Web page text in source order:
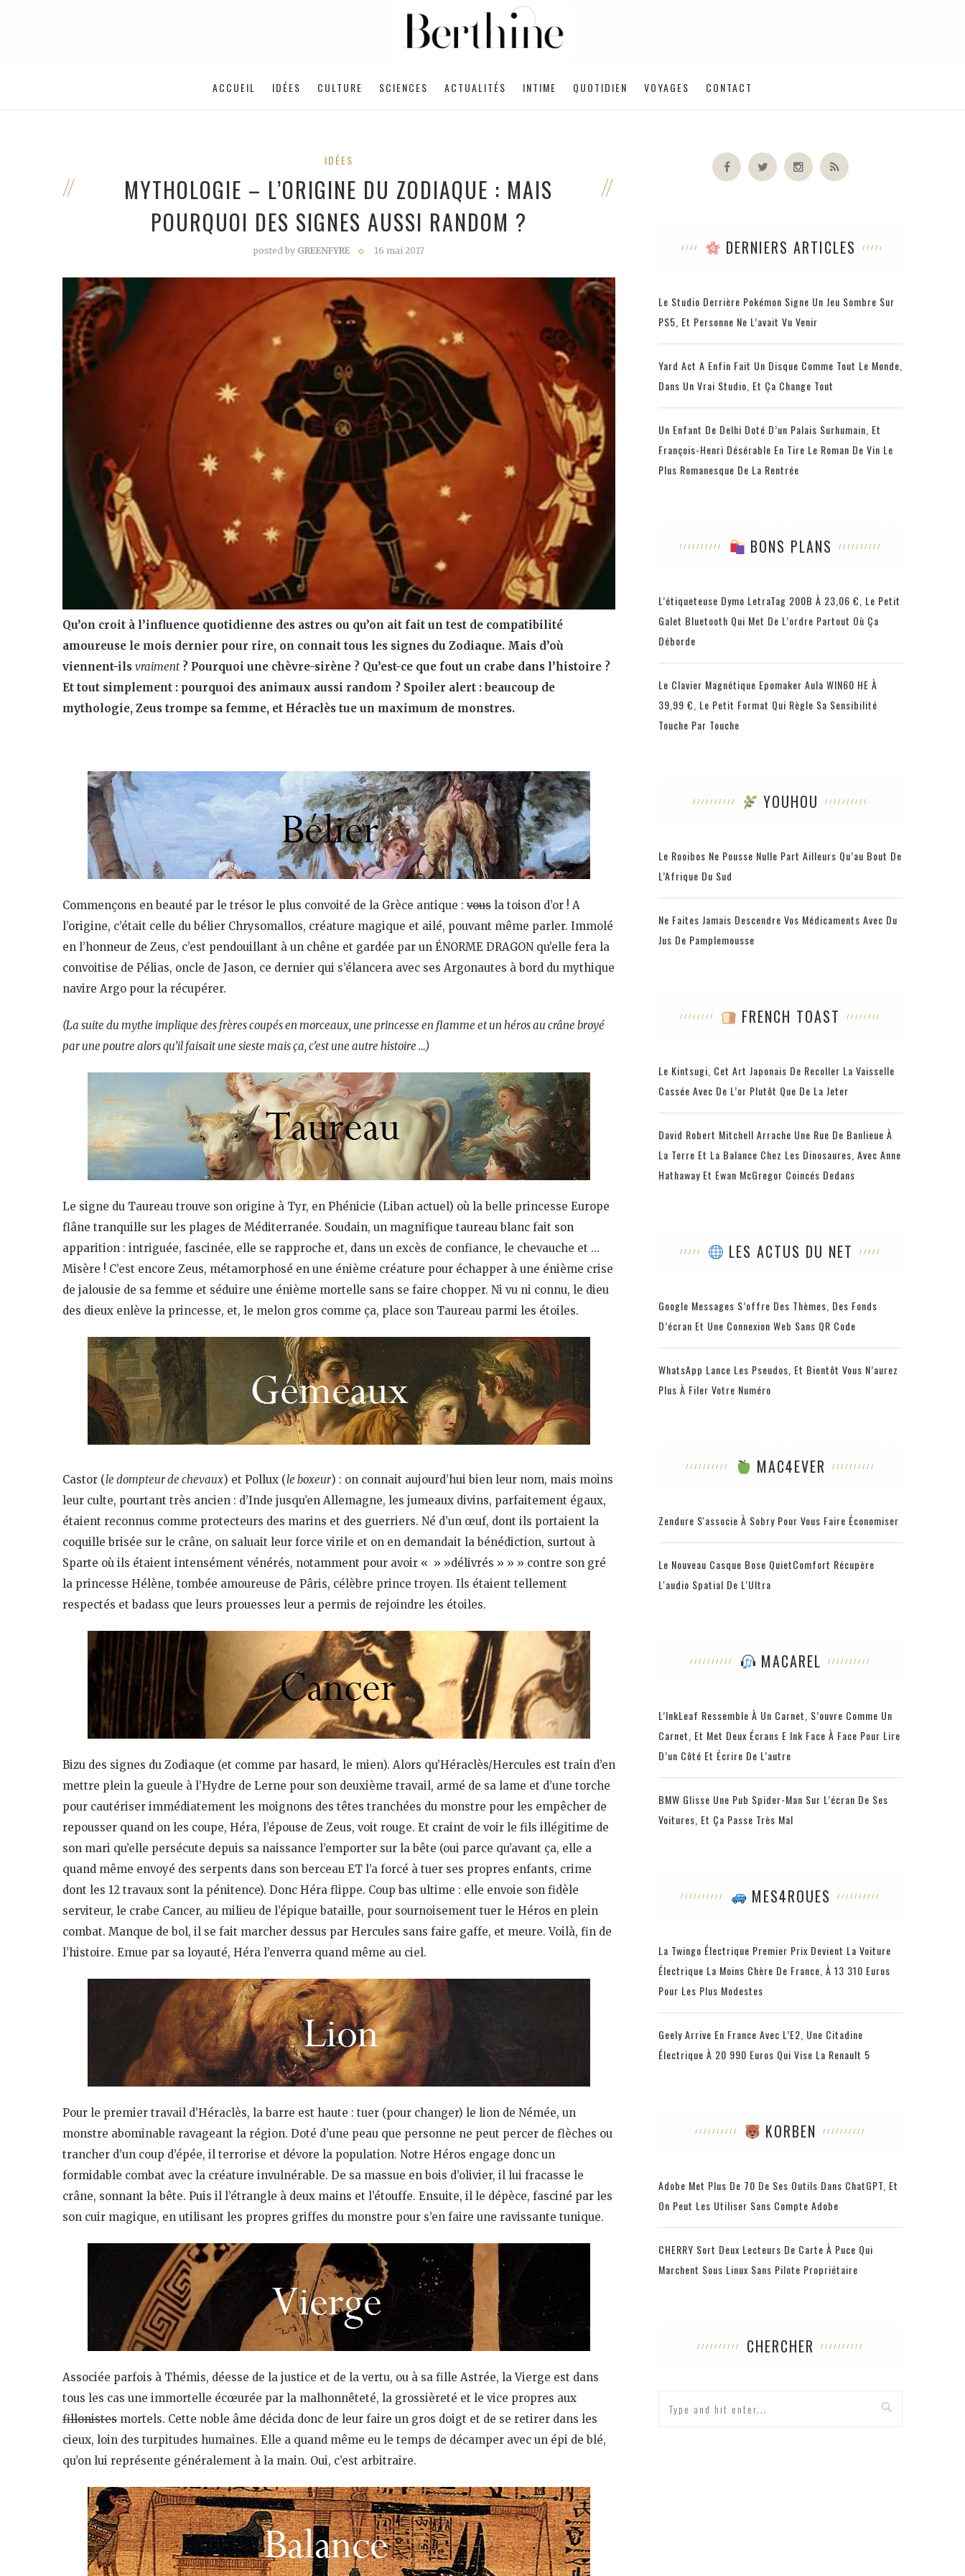
ACCUEIL IDÉES CULTURE SCIENCES ACTUALITÉS INTIME QUOTIDIEN VOYAGES CONTACT
IDÉES
MYTHOLOGIE – L’ORIGINE DU ZODIAQUE : MAIS
POURQUOI DES SIGNES AUSSI RANDOM ?
posted by GREENFYRE 16 mai 2017
Qu’on croit à l’influence quotidienne des astres ou qu’on ait fait un test de compatibilité
amoureuse le mois dernier pour rire, on connait tous les signes du Zodiaque. Mais d’où
viennent-ils vraiment ? Pourquoi une chèvre-sirène ? Qu’est-ce que fout un crabe dans l’histoire ?
Et tout simplement : pourquoi des animaux aussi random ? Spoiler alert : beaucoup de
mythologie, Zeus trompe sa femme, et Héraclès tue un maximum de monstres.
Commençons en beauté par le trésor le plus convoité de la Grèce antique : vous la toison d’or ! A
l’origine, c’était celle du bélier Chrysomallos, créature magique et ailé, pouvant même parler. Immolé
en l’honneur de Zeus, c’est pendouillant à un chêne et gardée par un ÉNORME DRAGON qu’elle fera la
convoitise de Pélias, oncle de Jason, ce dernier qui s’élancera avec ses Argonautes à bord du mythique
navire Argo pour la récupérer.
(La suite du mythe implique des frères coupés en morceaux, une princesse en flamme et un héros au crâne broyé
par une poutre alors qu’il faisait une sieste mais ça, c’est une autre histoire …)
Le signe du Taureau trouve son origine à Tyr, en Phénicie (Liban actuel) où la belle princesse Europe
flâne tranquille sur les plages de Méditerranée. Soudain, un magnifique taureau blanc fait son
apparition : intriguée, fascinée, elle se rapproche et, dans un excès de confiance, le chevauche et …
Misère ! C’est encore Zeus, métamorphosé en une énième créature pour échapper à une énième crise
de jalousie de sa femme et séduire une énième mortelle sans se faire chopper. Ni vu ni connu, le dieu
des dieux enlève la princesse, et, le melon gros comme ça, place son Taureau parmi les étoiles.
Castor (le dompteur de chevaux) et Pollux (le boxeur) : on connait aujourd’hui bien leur nom, mais moins
leur culte, pourtant très ancien : d’Inde jusqu’en Allemagne, les jumeaux divins, parfaitement égaux,
étaient reconnus comme protecteurs des marins et des guerriers. Né d’un œuf, dont ils portaient la
coquille brisée sur le crâne, on saluait leur force virile et on en demandait la bénédiction, surtout à
Sparte où ils étaient intensément vénérés, notamment pour avoir « » »délivrés » » » contre son gré
la princesse Hélène, tombée amoureuse de Pâris, célèbre prince troyen. Ils étaient tellement
respectés et badass que leurs prouesses leur a permis de rejoindre les étoiles.
Bizu des signes du Zodiaque (et comme par hasard, le mien). Alors qu’Héraclès/Hercules est train d’en
mettre plein la gueule à l’Hydre de Lerne pour son deuxième travail, armé de sa lame et d’une torche
pour cautériser immédiatement les moignons des têtes tranchées du monstre pour les empêcher de
repousser quand on les coupe, Héra, l’épouse de Zeus, voit rouge. Et craint de voir le fils illégitime de
son mari qu’elle persécute depuis sa naissance l’emporter sur la bête (oui parce qu’avant ça, elle a
quand même envoyé des serpents dans son berceau ET l’a forcé à tuer ses propres enfants, crime
dont les 12 travaux sont la pénitence). Donc Héra flippe. Coup bas ultime : elle envoie son fidèle
serviteur, le crabe Cancer, au milieu de l’épique bataille, pour sournoisement tuer le Héros en plein
combat. Manque de bol, il se fait marcher dessus par Hercules sans faire gaffe, et meure. Voilà, fin de
l’histoire. Emue par sa loyauté, Héra l’enverra quand même au ciel.
Pour le premier travail d’Héraclès, la barre est haute : tuer (pour changer) le lion de Némée, un
monstre abominable ravageant la région. Doté d’une peau que personne ne peut percer de flèches ou
trancher d’un coup d’épée, il terrorise et dévore la population. Notre Héros engage donc un
formidable combat avec la créature invulnérable. De sa massue en bois d’olivier, il lui fracasse le
crâne, sonnant la bête. Puis il l’étrangle à deux mains et l’étouffe. Ensuite, il le dépèce, fasciné par les
son cuir magique, en utilisant les propres griffes du monstre pour s’en faire une ravissante tunique.
Associée parfois à Thémis, déesse de la justice et de la vertu, ou à sa fille Astrée, la Vierge est dans
tous les cas une immortelle écœurée par la malhonnêteté, la grossièreté et le vice propres aux
fillonistes mortels. Cette noble âme décida donc de leur faire un gros doigt et de se retirer dans les
cieux, loin des turpitudes humaines. Elle a quand même eu le temps de décamper avec un épi de blé,
qu’on lui représente généralement à la main. Oui, c’est arbitraire.
DERNIERS ARTICLES
Le Studio Derrière Pokémon Signe Un Jeu Sombre Sur
PS5, Et Personne Ne L’avait Vu Venir
Yard Act A Enfin Fait Un Disque Comme Tout Le Monde,
Dans Un Vrai Studio, Et Ça Change Tout
Un Enfant De Delhi Doté D’un Palais Surhumain, Et
François-Henri Désérable En Tire Le Roman De Vin Le
Plus Romanesque De La Rentrée
BONS PLANS
L’étiqueteuse Dymo LetraTag 200B À 23,06 €, Le Petit
Galet Bluetooth Qui Met De L’ordre Partout Où Ça
Déborde
Le Clavier Magnétique Epomaker Aula WIN60 HE À
39,99 €, Le Petit Format Qui Règle Sa Sensibilité
Touche Par Touche
YOUHOU
Le Rooibos Ne Pousse Nulle Part Ailleurs Qu’au Bout De
L’Afrique Du Sud
Ne Faites Jamais Descendre Vos Médicaments Avec Du
Jus De Pamplemousse
FRENCH TOAST
Le Kintsugi, Cet Art Japonais De Recoller La Vaisselle
Cassée Avec De L’or Plutôt Que De La Jeter
David Robert Mitchell Arrache Une Rue De Banlieue À
La Terre Et La Balance Chez Les Dinosaures, Avec Anne
Hathaway Et Ewan McGregor Coincés Dedans
LES ACTUS DU NET
Google Messages S’offre Des Thèmes, Des Fonds
D’écran Et Une Connexion Web Sans QR Code
WhatsApp Lance Les Pseudos, Et Bientôt Vous N’aurez
Plus À Filer Votre Numéro
MAC4EVER
Zendure S'associe À Sobry Pour Vous Faire Économiser
Le Nouveau Casque Bose QuietComfort Récupère
L'audio Spatial De L'Ultra
MACAREL
L’InkLeaf Ressemble À Un Carnet, S’ouvre Comme Un
Carnet, Et Met Deux Écrans E Ink Face À Face Pour Lire
D’un Côté Et Écrire De L’autre
BMW Glisse Une Pub Spider-Man Sur L’écran De Ses
Voitures, Et Ça Passe Très Mal
MES4ROUES
La Twingo Électrique Premier Prix Devient La Voiture
Électrique La Moins Chère De France, À 13 310 Euros
Pour Les Plus Modestes
Geely Arrive En France Avec L’E2, Une Citadine
Électrique À 20 990 Euros Qui Vise La Renault 5
KORBEN
Adobe Met Plus De 70 De Ses Outils Dans ChatGPT, Et
On Peut Les Utiliser Sans Compte Adobe
CHERRY Sort Deux Lecteurs De Carte À Puce Qui
Marchent Sous Linux Sans Pilote Propriétaire
CHERCHER